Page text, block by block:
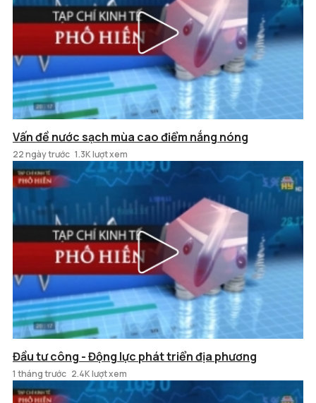
Vấn đề nước sạch mùa cao điểm nắng nóng
22 ngày trước 1.3K lượt xem
Đầu tư công - Động lực phát triển địa phương
1 tháng trước 2.4K lượt xem